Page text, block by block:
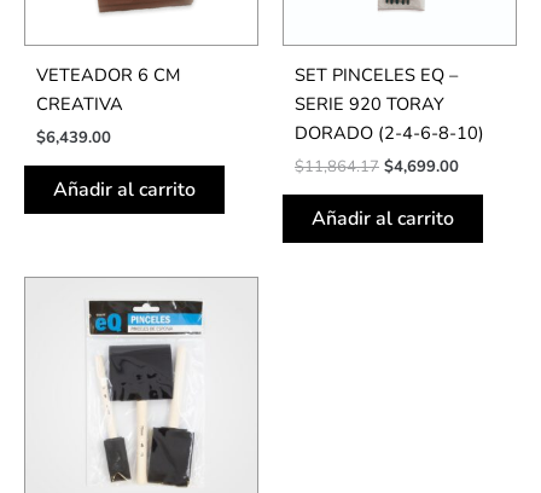
VETEADOR 6 CM
CREATIVA
$6,439.00
Añadir al carrito
SET PINCELES EQ –
SERIE 920 TORAY
DORADO (2-4-6-8-10)
$11,864.17 $4,699.00
Añadir al carrito